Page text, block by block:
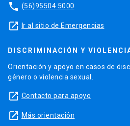
phone (56)95504 5000
launch Ir al sitio de Emergencias
DISCRIMINACIÓN Y
Orientación y apoyo en casos de
género o violencia sexual.
launch Contacto para apoyo
launch Más orientación